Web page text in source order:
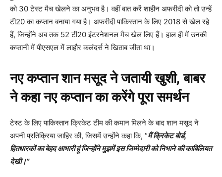
को 30 टेस्ट मैच खेलने का अनुभव है। वहीं बात करें शाहीन अफरीदी को तो उन्हें
टी20 का कप्तान बनाया गया है। अफरीदी पाकिस्तान के लिए 2018 से खेल रहे
हैं, जिन्होंने अब तक 52 टी20 इंटरनेशनल मैच खेल लिए हैं। हाल ही में उनकी
कप्तानी में पीएसएल में लाहौर कलंदर्स ने खिताब जीता था।
नए कप्तान शान मसूद ने जतायी खुशी, बाबर
ने कहा नए कप्तान का करेंगे पूरा समर्थन
टेस्ट के लिए पाकिस्तान क्रिकेट टीम की कमान मिलने के बाद शान मसूद ने
अपनी प्रतिक्रिया जाहिर की, जिसमें उन्होंने कहा कि, “मैं क्रिकेट बोर्ड,
हितधारकों का बेहद आभारी हूं जिन्होंने मुझमें इस जिम्मेदारी को निभाने की काबिलियत
देखी।”